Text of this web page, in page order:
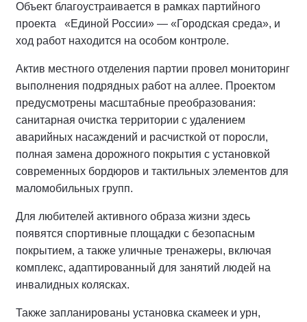
Объект благоустраивается в рамках партийного
проекта «Единой России» — «Городская среда», и
ход работ находится на особом контроле.
Актив местного отделения партии провел мониторинг
выполнения подрядных работ на аллее. Проектом
предусмотрены масштабные преобразования:
санитарная очистка территории с удалением
аварийных насаждений и расчисткой от поросли,
полная замена дорожного покрытия с установкой
современных бордюров и тактильных элементов для
маломобильных групп.
Для любителей активного образа жизни здесь
появятся спортивные площадки с безопасным
покрытием, а также уличные тренажеры, включая
комплекс, адаптированный для занятий людей на
инвалидных колясках.
Также запланированы установка скамеек и урн,